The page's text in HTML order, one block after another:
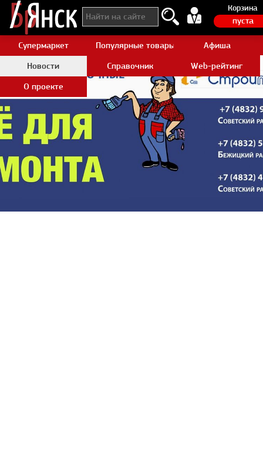
Корзина
пуста
Супермаркет Популярные товары AliexpressАфиша
Новости
Справочник
Web-рейтинг
О проекте